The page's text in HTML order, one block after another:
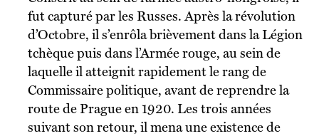
fut capturé par les Russes. Après la révolution
d’Octobre, il s’enrôla brièvement dans la Légion
tchèque puis dans l’Armée rouge, au sein de
laquelle il atteignit rapidement le rang de
Commissaire politique, avant de reprendre la
route de Prague en 1920. Les trois années
suivant son retour, il mena une existence de